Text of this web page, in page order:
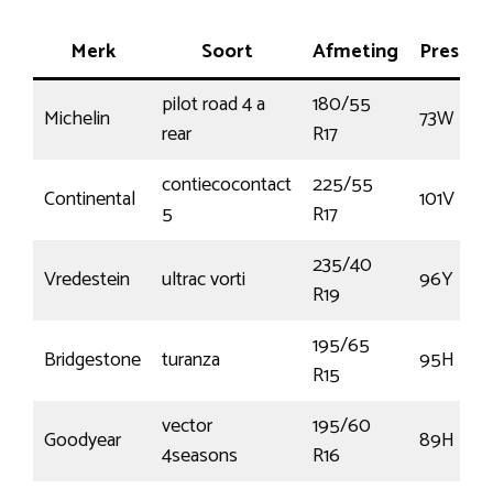
Merk Soort Afmeting
Michelin
pilot road 4 a
rear
180/55
R17
73W
Continental
contiecocontact
5
225/55
R17
101V
Vredestein ultrac vorti
235/40
R19
96Y
Bridgestone turanza
195/65
R15
95H
Goodyear
vector
4seasons
195/60
R16
89H